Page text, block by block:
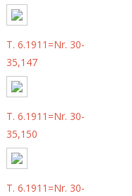
T. 6.1911=Nr. 30-
35,147
T. 6.1911=Nr. 30-
35,150
T. 6.1911=Nr. 30-